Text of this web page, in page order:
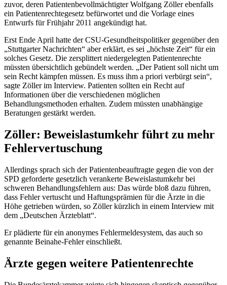
zuvor, deren Patientenbevollmächtigter Wolfgang Zöller ebenfalls
ein Patientenrechtegesetz befürwortet und die Vorlage eines
Entwurfs für Frühjahr 2011 angekündigt hat.
Erst Ende April hatte der CSU-Gesundheitspolitiker gegenüber den
„Stuttgarter Nachrichten“ aber erklärt, es sei „höchste Zeit“ für ein
solches Gesetz. Die zersplittert niedergelegten Patientenrechte
müssten übersichtlich gebündelt werden. „Der Patient soll nicht um
sein Recht kämpfen müssen. Es muss ihm a priori verbürgt sein“,
sagte Zöller im Interview. Patienten sollten ein Recht auf
Informationen über die verschiedenen möglichen
Behandlungsmethoden erhalten. Zudem müssten unabhängige
Beratungen gestärkt werden.
Zöller: Beweislastumkehr führt zu mehr
Fehlervertuschung
Allerdings sprach sich der Patientenbeauftragte gegen die von der
SPD geforderte gesetzlich verankerte Beweislastumkehr bei
schweren Behandlungsfehlern aus: Das würde bloß dazu führen,
dass Fehler vertuscht und Haftungsprämien für die Ärzte in die
Höhe getrieben würden, so Zöller kürzlich in einem Interview mit
dem „Deutschen Ärzteblatt“.
Er plädierte für ein anonymes Fehlermeldesystem, das auch so
genannte Beinahe-Fehler einschließt.
Ärzte gegen weitere Patientenrechte